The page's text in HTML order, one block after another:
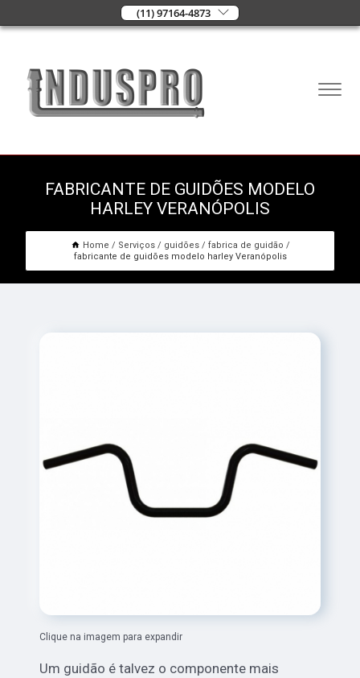
(11) 97164-4873
FABRICANTE DE GUIDÕES MODELO
HARLEY VERANÓPOLIS
Home Serviços guidões
fabrica de guidão
fabricante de guidões modelo harley Veranópolis
Clique na imagem para expandir
Um guidão é talvez o componente mais